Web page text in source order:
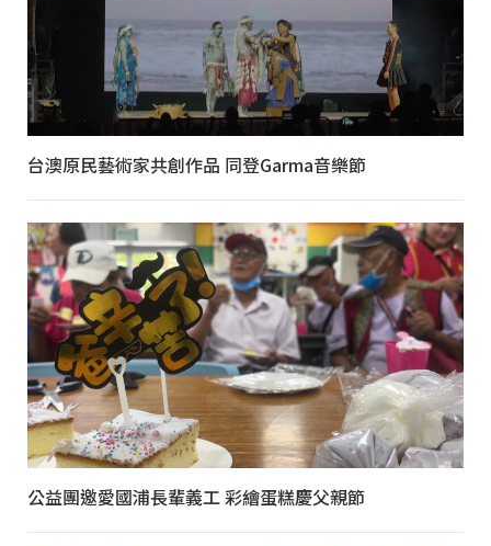
台澳原民藝術家共創作品 同登Garma音樂節
公益團邀愛國浦長輩義工 彩繪蛋糕慶父親節